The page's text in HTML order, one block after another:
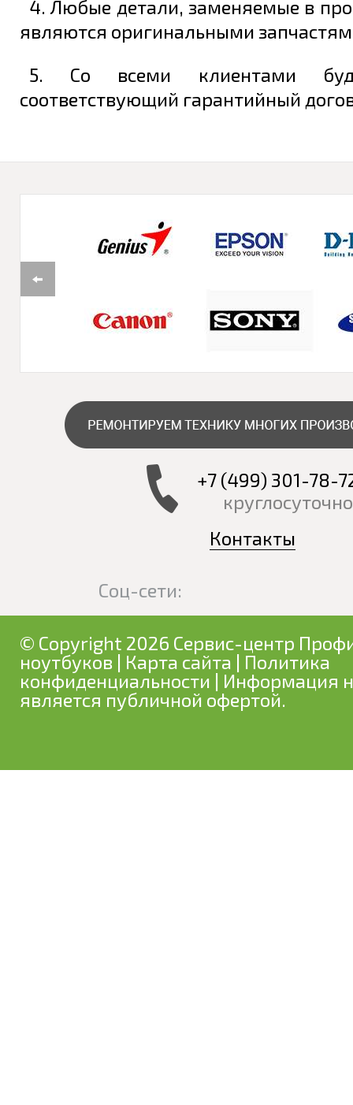
4. Любые детали, заменяемые в
являются оригинальными
5. Со всеми клиентами
соответствующий гарантийный
+7 (499) 301-78-
Контакты
Соц-сети:
© Copyright 2026 Сервис-центр
ноутбуков | Карта сайта | Политика
конфиденциальности | Информация
является публичной офертой.